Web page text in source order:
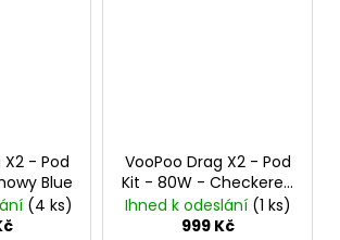
X2 - Pod
Blue
(4 ks)
VooPoo Drag X2 - Pod
Kit - 80W - Checkered
Black
Ihned k odeslání (1 ks)
999 Kč